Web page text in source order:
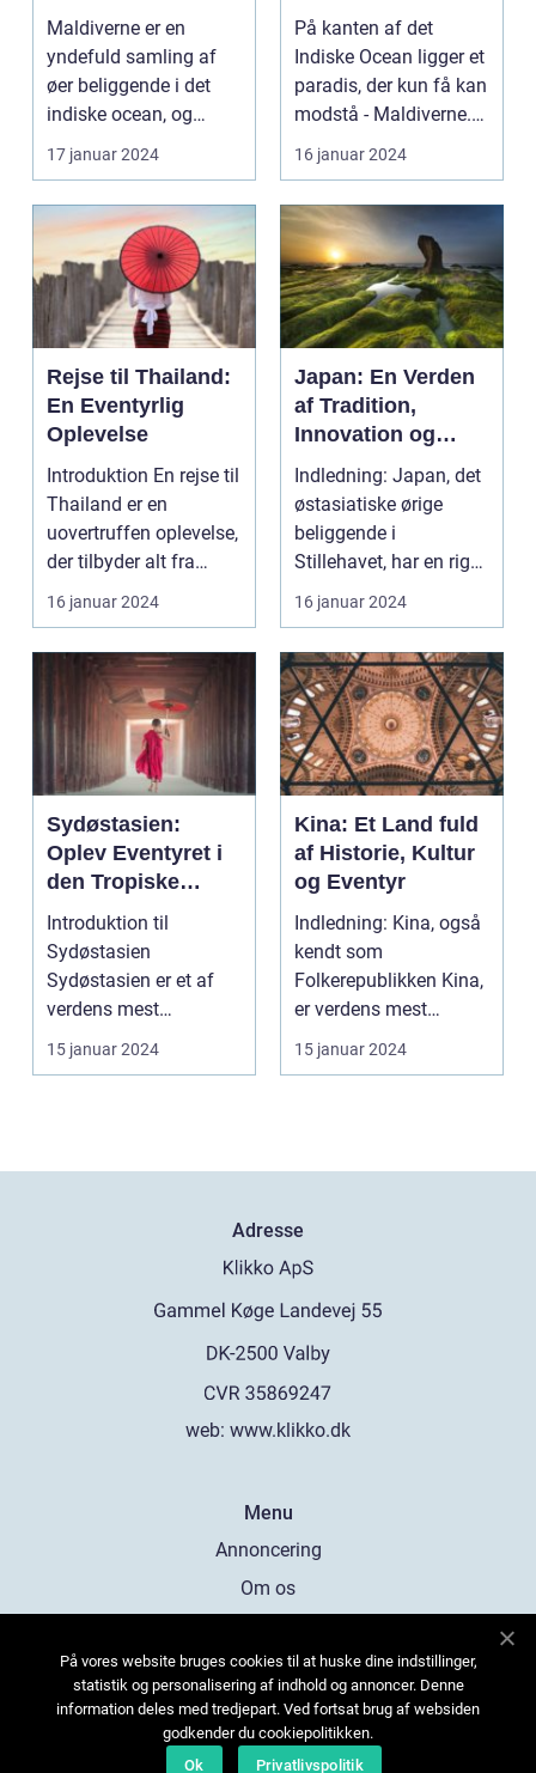
oplevelse af
paradisets
skønhed og
historie
Maldiverne er en
yndefuld samling af
øer beliggende i det
indiske ocean, og
tilbyder en
uforglemmeli...
17 januar 2024
eventyrlystne
På kanten af det
Indiske Ocean ligger et
paradis, der kun få kan
modstå - Maldiverne.
Denne smukke ø...
16 januar 2024
Rejse til Thailand:
En Eventyrlig
Oplevelse
Introduktion En rejse til
Thailand er en
uovertruffen oplevelse,
der tilbyder alt fra
smukke strand...
16 januar 2024
Japan: En Verden
af Tradition,
Innovation og
Skønhed
Indledning: Japan, det
østasiatiske ørige
beliggende i
Stillehavet, har en rig
og fascinerende kult...
16 januar 2024
Sydøstasien:
Oplev Eventyret i
den Tropiske
Paradis
Introduktion til
Sydøstasien
Sydøstasien er et af
verdens mest
populære rejsemål, der
tiltrækker eve...
15 januar 2024
Kina: Et Land fuld
af Historie, Kultur
og Eventyr
Indledning: Kina, også
kendt som
Folkerepublikken Kina,
er verdens mest
folkerige land og er
beligg...
15 januar 2024
Adresse
web: www.klikko.dk
Menu
Annoncering
Om os
Kontakt os
Sitemap
På vores website bruges cookies til at huske dine indstillinger,
statistik og personalisering af indhold og annoncer. Denne
information deles med tredjepart. Ved fortsat brug af websiden
godkender du cookiepolitikken.
Ok
Privatlivspolitik